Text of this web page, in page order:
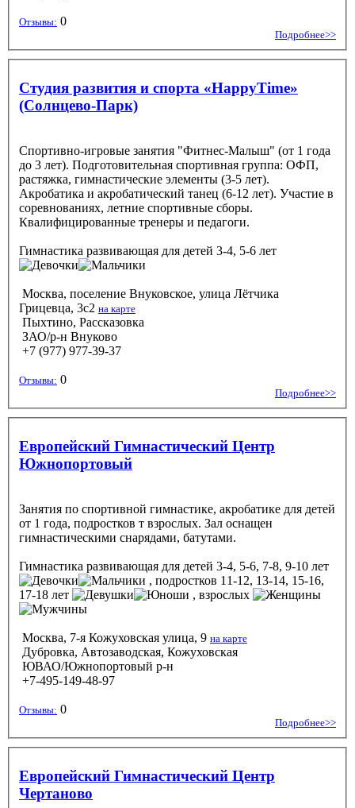
Отзывы: 0
Подробнее>>
Студия развития и спорта «HappyTime»
(Солнцево-Парк)
Спортивно-игровые занятия "Фитнес-Малыш" (от 1 года
до 3 лет). Подготовительная спортивная группа: ОФП,
растяжка, гимнастические элементы (3-5 лет).
Акробатика и акробатический танец (6-12 лет). Участие в
соревнованиях, летние спортивные сборы.
Квалифицированные тренеры и педагоги.
Гимнастика развивающая для детей 3-4, 5-6 лет
Москва, поселение Внуковское, улица Лётчика
Грицевца, 3с2 на карте
Пыхтино, Рассказовка
ЗАО/р-н Внуково
+7 (977) 977-39-37
Отзывы: 0
Подробнее>>
Европейский Гимнастический Центр
Южнопортовый
Занятия по спортивной гимнастике, акробатике для детей
от 1 года, подростков т взрослых. Зал оснащен
гимнастическими снарядами, батутами.
Гимнастика развивающая для детей 3-4, 5-6, 7-8, 9-10 лет
, подростков 11-12, 13-14, 15-16,
17-18 лет
, взрослых
Москва, 7-я Кожуховская улица, 9 на карте
Дубровка, Автозаводская, Кожуховская
ЮВАО/Южнопортовый р-н
+7-495-149-48-97
Отзывы: 0
Подробнее>>
Европейский Гимнастический Центр
Чертаново